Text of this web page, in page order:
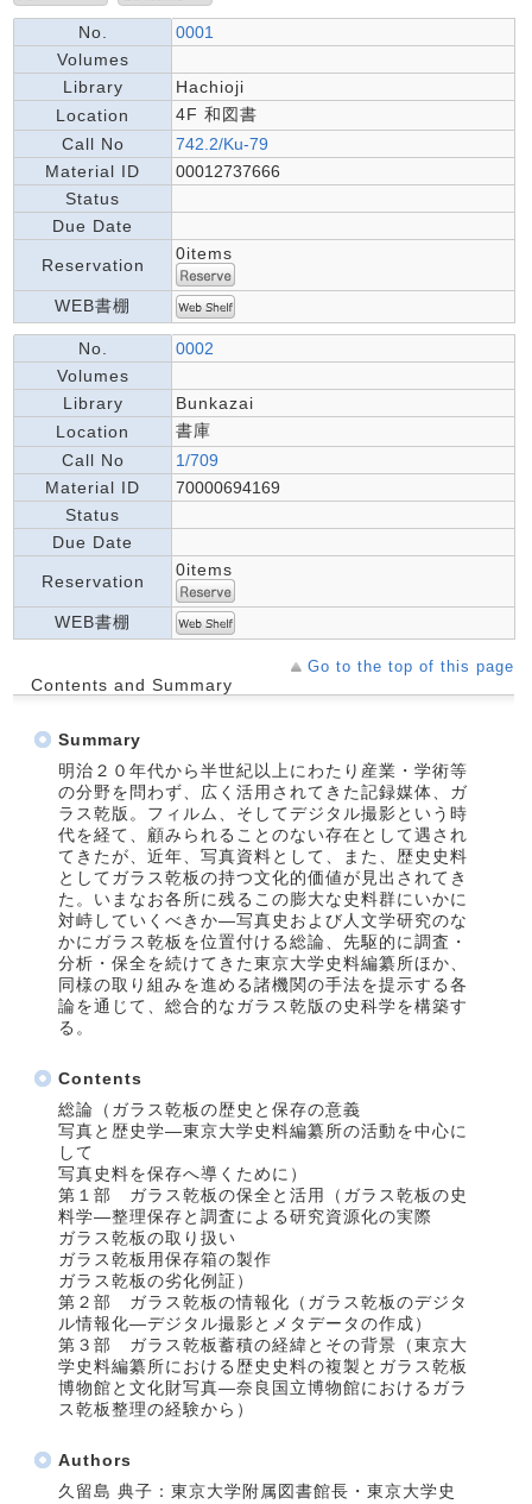
No.
0001
Volumes
Library
Hachioji
Location
4F 和図書
Call No
742.2/Ku-79
Material ID
00012737666
Status
Due Date
Reservation
0items
WEB書棚
No.
0002
Volumes
Library
Bunkazai
Location
書庫
Call No
1/709
Material ID
70000694169
Status
Due Date
Reservation
0items
WEB書棚
Go to the top of this page
Contents and Summary
Summary
明治２０年代から半世紀以上にわたり産業・学術等
の分野を問わず、広く活用されてきた記録媒体、ガ
ラス乾版。フィルム、そしてデジタル撮影という時
代を経て、顧みられることのない存在として遇され
てきたが、近年、写真資料として、また、歴史史料
としてガラス乾板の持つ文化的価値が見出されてき
た。いまなお各所に残るこの膨大な史料群にいかに
対峙していくべきか―写真史および人文学研究のな
かにガラス乾板を位置付ける総論、先駆的に調査・
分析・保全を続けてきた東京大学史料編纂所ほか、
同様の取り組みを進める諸機関の手法を提示する各
論を通じて、総合的なガラス乾版の史科学を構築す
る。
Contents
総論（ガラス乾板の歴史と保存の意義
写真と歴史学―東京大学史料編纂所の活動を中心に
して
写真史料を保存へ導くために）
第１部 ガラス乾板の保全と活用（ガラス乾板の史
料学―整理保存と調査による研究資源化の実際
ガラス乾板の取り扱い
ガラス乾板用保存箱の製作
ガラス乾板の劣化例証）
第２部 ガラス乾板の情報化（ガラス乾板のデジタ
ル情報化―デジタル撮影とメタデータの作成）
第３部 ガラス乾板蓄積の経緯とその背景（東京大
学史料編纂所における歴史史料の複製とガラス乾板
博物館と文化財写真―奈良国立博物館におけるガラ
ス乾板整理の経験から）
Authors
久留島 典子：東京大学附属図書館長・東京大学史